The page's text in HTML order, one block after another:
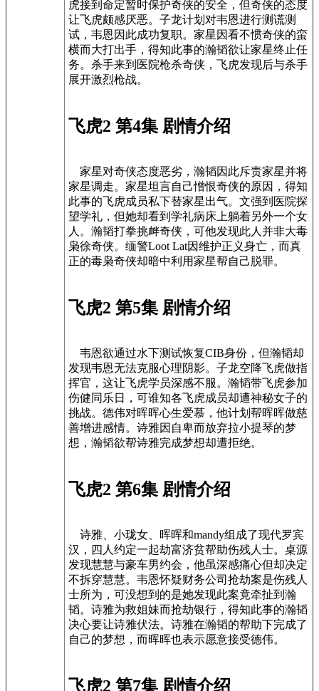
虎接到命定暂时保护奇侠的安全，但奇侠的态度
让飞虎颇感厌恶。子龙计划对韦恩进行测谎测
试，韦恩因此成功复职。家星因看不惯奇侠的蛮
横而大打出手，得知此事的瀚韬欲让家星终止任
务。杀手来到医院枪杀奇侠，飞虎发现后与杀手
展开激烈枪战。
飞虎2 第4集 剧情介绍
家星对奇侠态度恶劣，瀚韬因此斥责家星并将
家星调走。家星坦言自己憎恨奇侠的原因，得知
此事的飞虎成员私下替家星出气。文强到医院探
望学礼，但她却看到学礼病床上躺着另外一个女
人。瀚韬打拳挑衅奇侠，可他发现此人并非大毒
枭徐奇侠。缅警Loot Lat因维护正义身亡，而真
正的毒枭奇侠却暗中利用家星帮自己脱罪。
飞虎2 第5集 剧情介绍
韦恩欲通过水下测试恢复CIB身份，但瀚韬却
发现韦恩无法克服心理阴影。子龙空降飞虎做指
挥官，这让飞虎学员深感不服。瀚韬带飞虎参加
伤健同乐日，可谁知各飞虎成员却遭神秘女子的
挑战。德伟对晖晖心生爱慕，他计划帮晖晖做慈
善增进感情。诗雅因自卑而放弃拉小提琴的梦
想，瀚韬欲帮诗雅完成梦想却遭拒绝。
飞虎2 第6集 剧情介绍
诗雅、小珑女、晖晖和mandy组成了现代罗宾
汉，四人约定一起劫富济贫帮助伤残人士。桌源
发现慧慧与豪车男约会，他虽深感痛心但却决定
不拆穿慧慧。韦恩怀疑财务公司抢劫案是伤残人
士所为，可没想到的是她发现此案竟牵扯到瀚
韬。诗雅为救姐妹而抢劫银行，得知此事的瀚韬
决心要让诗雅伏法。诗雅在瀚韬的帮助下完成了
自己的梦想，而晖晖也表示愿意接受德伟。
飞虎2 第7集 剧情介绍